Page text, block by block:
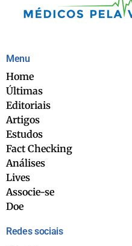
Menu
Home
Últimas
Editoriais
Artigos
Estudos
Fact Checking
Análises
Lives
Associe-se
Doe
Redes sociais